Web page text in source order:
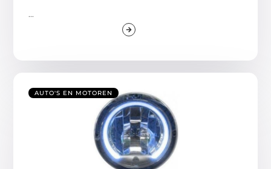
...
AUTO'S EN MOTOREN